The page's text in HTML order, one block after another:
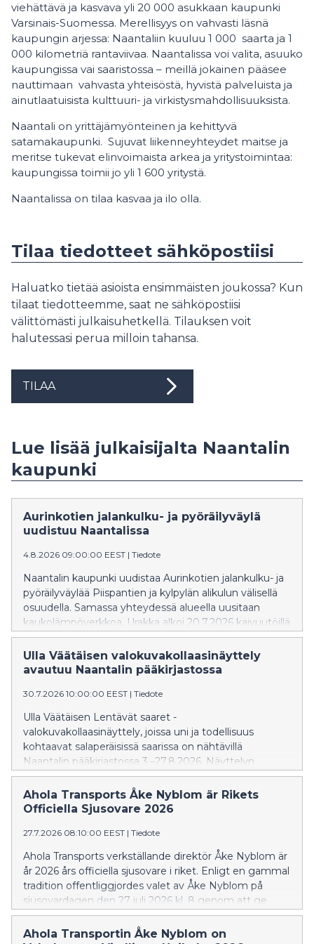
viehättävä ja kasvava yli 20 000 asukkaan kaupunki
Varsinais-Suomessa. Merellisyys on vahvasti läsnä
kaupungin arjessa: Naantaliin kuuluu 1 000 saarta ja 1
000 kilometriä rantaviivaa. Naantalissa voi valita, asuuko
kaupungissa vai saaristossa – meillä jokainen pääsee
nauttimaan vahvasta yhteisöstä, hyvistä palveluista ja
ainutlaatuisista kulttuuri- ja virkistysmahdollisuuksista.
Naantali on yrittäjämyönteinen ja kehittyvä
satamakaupunki. Sujuvat liikenneyhteydet maitse ja
meritse tukevat elinvoimaista arkea ja yritystoimintaa:
kaupungissa toimii jo yli 1 600 yritystä.
Naantalissa on tilaa kasvaa ja ilo olla.
Tilaa tiedotteet sähköpostiisi
Haluatko tietää asioista ensimmäisten joukossa? Kun
tilaat tiedotteemme, saat ne sähköpostiisi
välittömästi julkaisuhetkellä. Tilauksen voit
halutessasi perua milloin tahansa.
TILAA
Lue lisää julkaisijalta Naantalin
kaupunki
Aurinkotien jalankulku- ja pyöräilyväylä
uudistuu Naantalissa
4.8.2026 09:00:00 EEST | Tiedote
Naantalin kaupunki uudistaa Aurinkotien jalankulku- ja
pyöräilyväylää Piispantien ja kylpylän alikulun välisellä
osuudella. Samassa yhteydessä alueella uusitaan
kaukolämpöverkkoa. Urakka alkoi 20.7.2026 kaivuutöillä
Venevalkamantien kohdalta. Urakoitsijana toimii
Rajukivi Oy, ja urakan on määrä valmistua marraskuun
puolivälissä.
Ulla Väätäisen valokuvakollaasinäyttely
avautuu Naantalin pääkirjastossa
30.7.2026 10:00:00 EEST | Tiedote
Ulla Väätäisen Lentävät saaret -
valokuvakollaasinäyttely, joissa uni ja todellisuus
kohtaavat salaperäisissä saarissa on nähtävillä
Naantalin pääkirjastossa 3.–27.8.2026. Näyttelyn
teoksissa saaret saavat vapauden nousta maiseman
yläpuolelle ja matkata lähes autioissa maisemissa vailla
ihmisiä eri vuoden ja vuorokauden aikoina.
Ahola Transports Åke Nyblom är Rikets
Officiella Sjusovare 2026
27.7.2026 08:10:00 EEST | Tiedote
Ahola Transports verkställande direktör Åke Nyblom är
år 2026 års officiella sjusovare i riket. Enligt en gammal
tradition offentliggjordes valet av Åke Nyblom på
sjusovardagen den 27 juli 2026 kl. 8 genom att ge
sjusovaren ett ”havsdop”, det vill säga kasta honom i
havet, i gästhamnen i Gamla stan i Nådendal.
Ahola Transportin Åke Nyblom on